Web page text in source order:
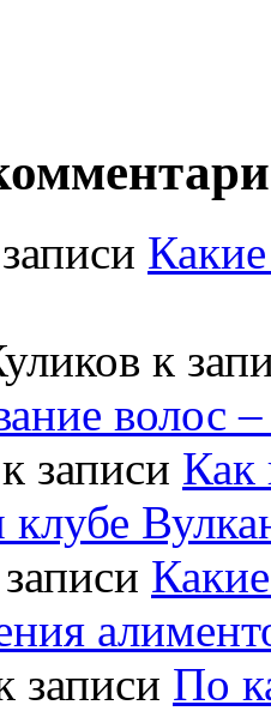
к
волос
к записи Как
записи По